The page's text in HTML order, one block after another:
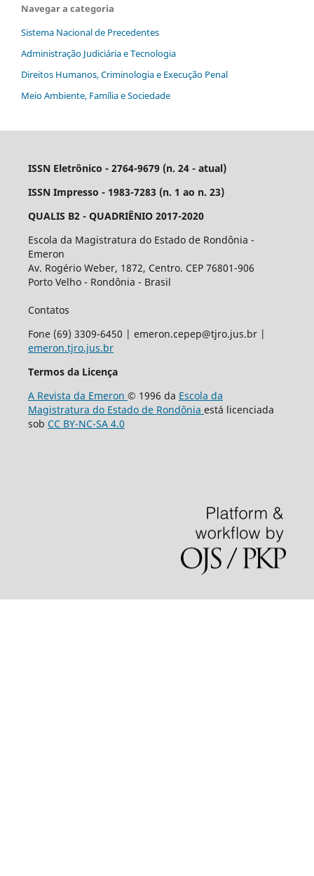
Navegar a categoria
Sistema Nacional de Precedentes
Administração Judiciária e Tecnologia
Direitos Humanos, Criminologia e Execução Penal
Meio Ambiente, Família e Sociedade
ISSN Eletrônico - 2764-9679 (n. 24 - atual)
ISSN Impresso - 1983-7283 (n. 1 ao n. 23)
QUALIS B2 - QUADRIÊNIO 2017-2020
Escola da Magistratura do Estado de Rondônia -
Emeron
Av. Rogério Weber, 1872, Centro. CEP 76801-906
Porto Velho - Rondônia - Brasil
Contatos
Fone (69) 3309-6450 | emeron.cepep@tjro.jus.br |
emeron.tjro.jus.br
Termos da Licença
A Revista da Emeron © 1996 da Escola da
Magistratura do Estado de Rondônia está licenciada
sob CC BY-NC-SA 4.0